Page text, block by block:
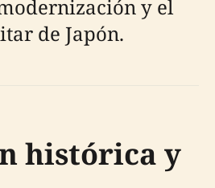
y el
de Japón.
histórica y